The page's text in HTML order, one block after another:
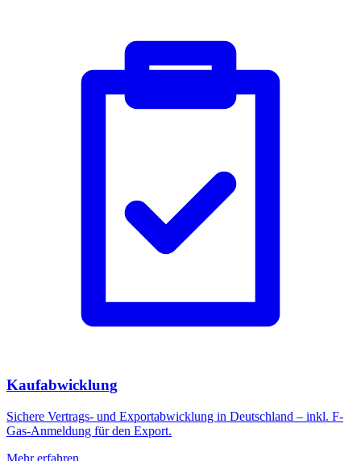
Kaufabwicklung
Sichere Vertrags- und Exportabwicklung in Deutschland – inkl. F-
Gas-Anmeldung für den Export.
Mehr erfahren